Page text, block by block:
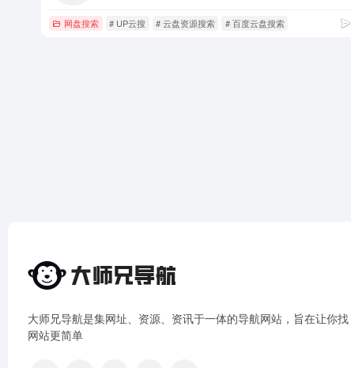
网盘搜索 # UP云搜 # 云盘资源搜索 # 百度云盘搜索
大师兄导航是集网址、资源、资讯于一体的导航网站，旨在让你找
网站更简单